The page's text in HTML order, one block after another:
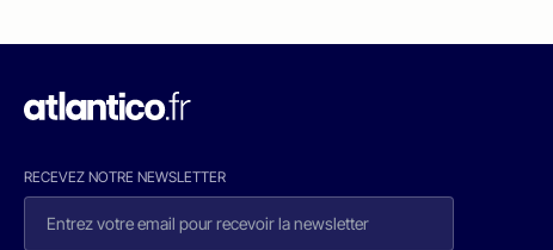
RECEVEZ NOTRE NEWSLETTER